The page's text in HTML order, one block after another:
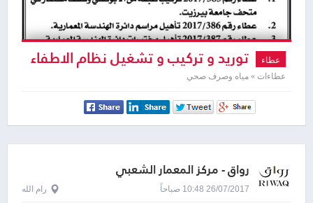
عطاء توريد و تركيب و تشغيل نظام الاطفاء
اوتوماتيكي
عطاءات » مياه وصرف صحي
رواق - مركز المعمار الشعبي
26/07/2017 10:48 صباحاً رام الله